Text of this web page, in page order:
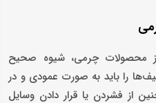
محصولات چرمی، شیوه صحیح
را باید به صورت عمودی و در
از فشردن یا قرار دادن وسایل